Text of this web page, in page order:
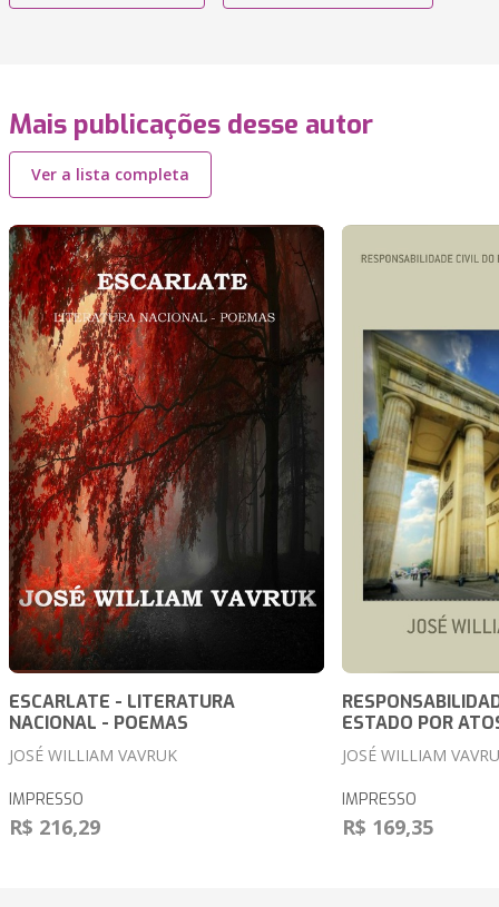
Mais publicações desse autor
Ver a lista completa
ESCARLATE - LITERATURA
NACIONAL - POEMAS
JOSÉ WILLIAM VAVRUK
IMPRESSO
R$ 216,29
ESTADO POR
JOSÉ WILLIAM
IMPRESSO
R$ 169,35